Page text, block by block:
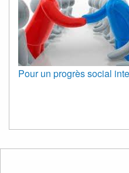
Pour un progrès social